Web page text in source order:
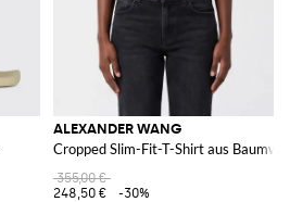
ALEXANDER WANG
Cropped Slim-Fit-T-Shirt aus
355,00 €
248,50 €
-30%